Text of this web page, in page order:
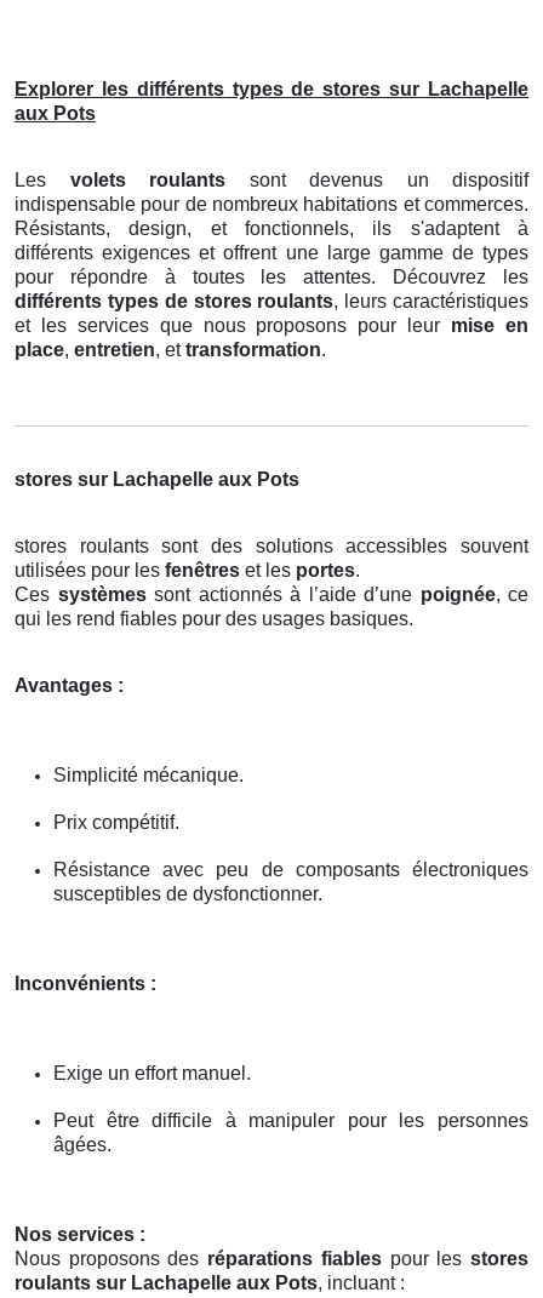
Explorer les différents types de stores sur Lachapelle
aux Pots
Les volets roulants sont devenus un dispositif
indispensable pour de nombreux habitations et commerces.
Résistants, design, et fonctionnels, ils s'adaptent à
différents exigences et offrent une large gamme de types
pour répondre à toutes les attentes. Découvrez les
différents types de stores roulants, leurs caractéristiques
et les services que nous proposons pour leur mise en
place, entretien, ettransformation.
stores sur Lachapelle aux Pots
stores roulants sont des solutions accessibles souvent
utilisées pour les fenêtres et les portes.
Ces systèmessont actionnés à l’aide d’une poignée, ce
qui les rend fiables pour des usages basiques.
Avantages :
Simplicité mécanique.
Prix compétitif.
Résistance avec peu de composants électroniques
susceptibles de dysfonctionner.
Inconvénients :
Exige un effort manuel.
Peut être difficile à manipuler pour les personnes
âgées.
Nos services :
Nous proposons des réparations fiablespour lesstores
roulants sur Lachapelle aux Pots, incluant :